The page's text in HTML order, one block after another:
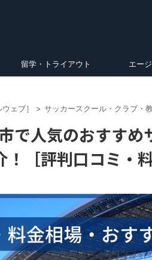
留学・トライアウト エー
ェブ］ > サッカースクール・クラブ・
で人気のおすすめ
［評判口コミ・料